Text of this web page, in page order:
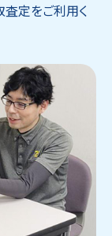
査定をご利用く